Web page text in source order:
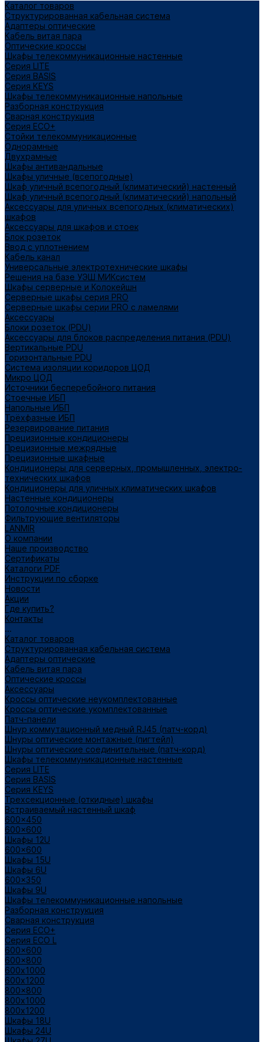
Каталог товаров
Структурированная кабельная система
Адаптеры оптические
Кабель витая пара
Оптические кроссы
Шкафы телекоммуникационные настенные
Cерия LITE
Cерия BASIS
Cерия KEYS
Шкафы телекоммуникационные напольные
Разборная конструкция
Сварная конструкция
Серия ECO+
Стойки телекоммуникационные
Однорамные
Двухрамные
Шкафы антивандальные
Шкафы уличные (всепогодные)
Шкаф уличный всепогодный (климатический) настенный
Шкаф уличный всепогодный (климатический) напольный
Аксессуары для уличных всепогодных (климатических)
шкафов
Аксессуары для шкафов и стоек
Блок розеток
Ввод с уплотнением
Кабель канал
Универсальные электротехнические шкафы
Решения на базе УЭШ МИКсистем
Шкафы серверные и Колокейшн
Серверные шкафы серия PRO
Серверные шкафы серии PRO с ламелями
Аксессуары
Блоки розеток (PDU)
Аксессуары для блоков распределения питания (PDU)
Вертикальные PDU
Горизонтальные PDU
Система изоляции коридоров ЦОД
Микро ЦОД
Источники бесперебойного питания
Стоечные ИБП
Напольные ИБП
Трёхфазные ИБП
Резервирование питания
Прецизионные кондиционеры
Прецизионные межрядные
Прецизионные шкафные
Кондиционеры для серверных, промышленных, электро-
технических шкафов
Кондиционеры для уличных климатических шкафов
Настенные кондиционеры
Потолочные кондиционеры
Фильтрующие вентиляторы
LANMIR
О компании
Наше производство
Сертификаты
Каталоги PDF
Инструкции по сборке
Новости
Акции
Где купить?
Контакты
...
Каталог товаров
Структурированная кабельная система
Адаптеры оптические
Кабель витая пара
Оптические кроссы
Аксессуары
Кроссы оптические неукомплектованные
Кроссы оптические укомплектованные
Патч-панели
Шнур коммутационный медный RJ45 (патч-корд)
Шнуры оптические монтажные (пигтейл)
Шнуры оптические соединительные (патч-корд)
Шкафы телекоммуникационные настенные
Cерия LITE
Cерия BASIS
Cерия KEYS
Трехсекционные (откидные) шкафы
Встраиваемый настенный шкаф
600x450
600x600
Шкафы 12U
600x600
Шкафы 15U
Шкафы 6U
600x350
Шкафы 9U
Шкафы телекоммуникационные напольные
Разборная конструкция
Сварная конструкция
Серия ECO+
Серия ECO L
600x600
600x800
600х1000
600х1200
800x800
800х1000
800х1200
Шкафы 18U
Шкафы 24U